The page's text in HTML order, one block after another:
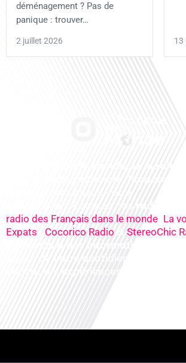
déménagement ? Pas de
panique : trouver…
2 juillet 2026 13
radio des Français dans le monde La
Expats
Cocorico Radio StereoChic